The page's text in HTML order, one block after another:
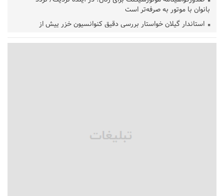
بانوان با موتور به‌ صرفه‌تر است
استاندار گیلان خواستار بررسی دقیق کنوانسیون خزر پیش از
جهانگیر: امروز خبرنگاران ایران به عنوان خار چشم می‌درخشند